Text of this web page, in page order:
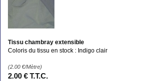
Tissu chambray extensible
Coloris du tissu en stock : Indigo clair
(2.00 €/Mètre)
2.00 € T.T.C.